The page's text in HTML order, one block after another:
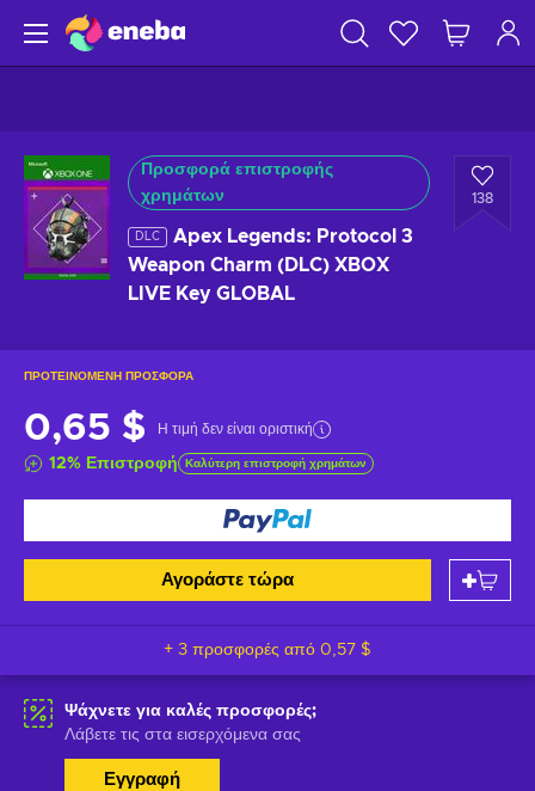
Προσφορά επιστροφής
χρημάτων
DLC
Apex Legends: Protocol 3
Weapon Charm (DLC) XBOX
LIVE Key GLOBAL
138
ΠΡΟΤΕΙΝΌΜΕΝΗ ΠΡΟΣΦΟΡΆ
0,65 $ Η τιμή δεν είναι οριστική
12% Επιστροφή Καλύτερη επιστροφή χρημάτων
Αγοράστε τώρα
+ 3 προσφορές από 0,57 $
Ψάχνετε για καλές προσφορές;
Λάβετε τις στα εισερχόμενα σας
Εγγραφή